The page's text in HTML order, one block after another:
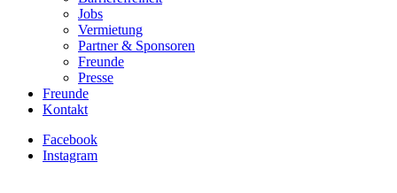
Jobs
Vermietung
Partner & Sponsoren
Freunde
Presse
Freunde
Kontakt
Facebook
Instagram